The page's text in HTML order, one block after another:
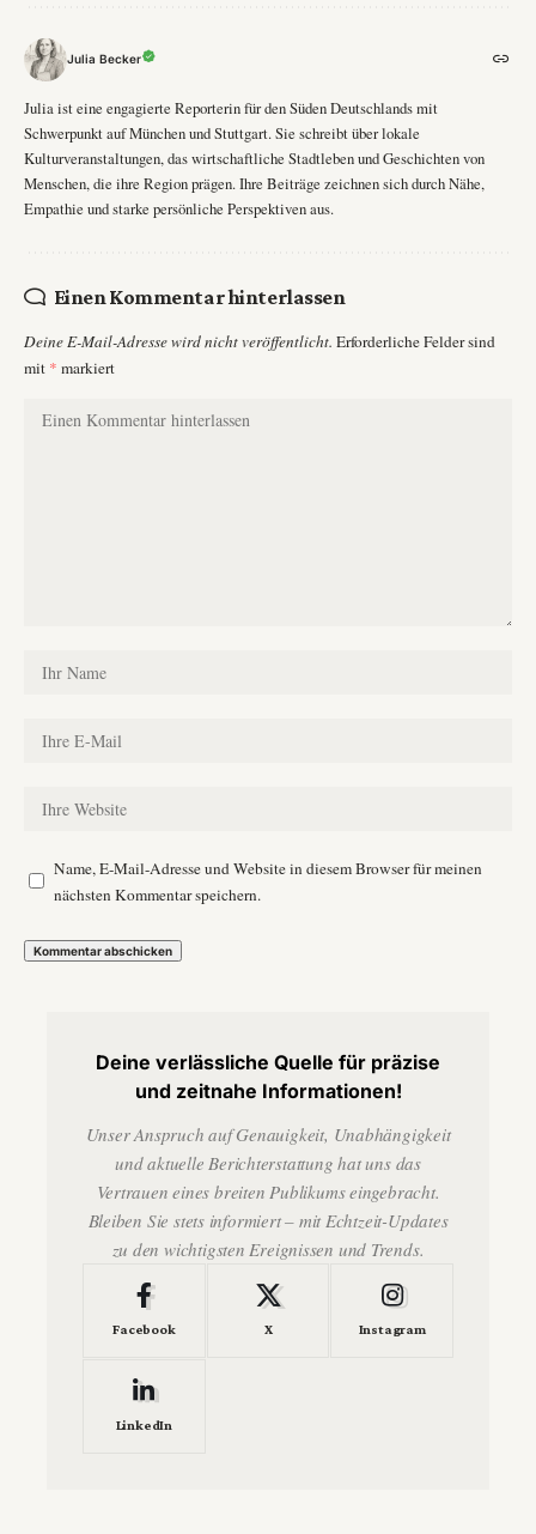
Julia Becker
Julia ist eine engagierte Reporterin für den Süden Deutschlands mit
Schwerpunkt auf München und Stuttgart. Sie schreibt über lokale
Kulturveranstaltungen, das wirtschaftliche Stadtleben und Geschichten von
Menschen, die ihre Region prägen. Ihre Beiträge zeichnen sich durch Nähe,
Empathie und starke persönliche Perspektiven aus.
Einen Kommentar hinterlassen
Deine E-Mail-Adresse wird nicht veröffentlicht. Erforderliche Felder sind
mit * markiert
Name, E-Mail-Adresse und Website in diesem Browser für meinen
nächsten Kommentar speichern.
Deine verlässliche Quelle für präzise
und zeitnahe Informationen!
Unser Anspruch auf Genauigkeit, Unabhängigkeit
und aktuelle Berichterstattung hat uns das
Vertrauen eines breiten Publikums eingebracht.
Bleiben Sie stets informiert – mit Echtzeit-Updates
zu den wichtigsten Ereignissen und Trends.
Facebook X Instagram
LinkedIn